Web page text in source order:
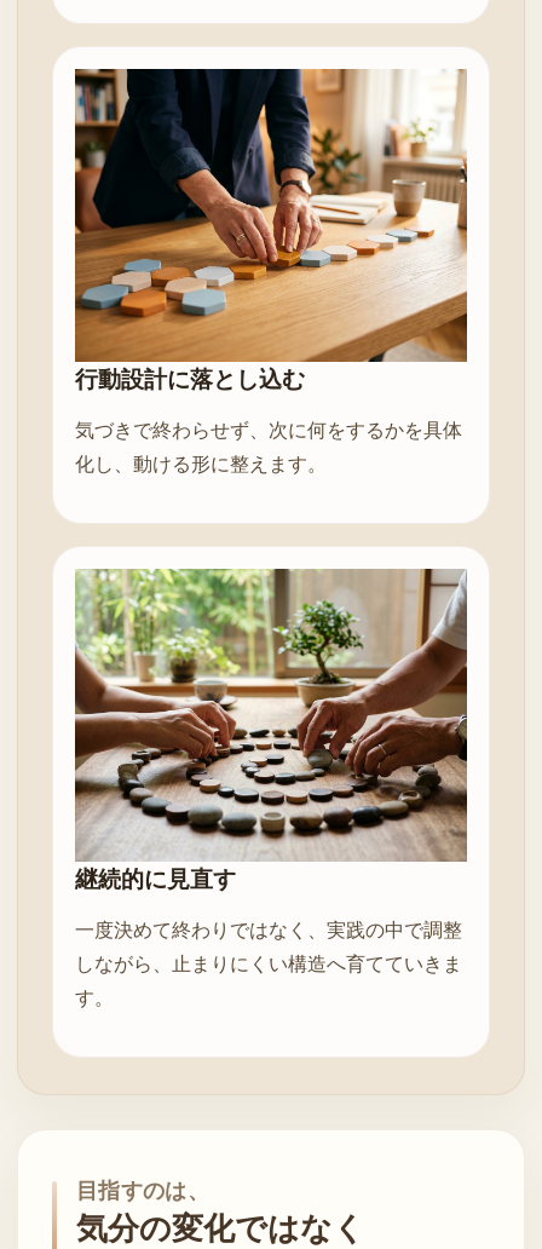
行動設計に落とし込む
気づきで終わらせず、次に何をするかを具体
化し、動ける形に整えます。
継続的に見直す
一度決めて終わりではなく、実践の中で調整
しながら、止まりにくい構造へ育てていきま
す。
目指すのは、
気分の変化ではなく